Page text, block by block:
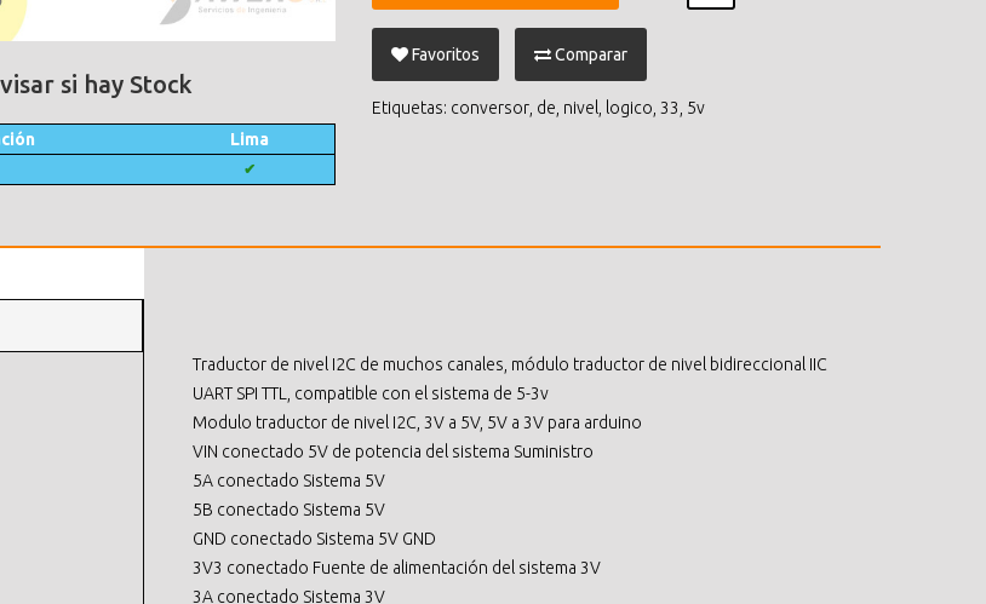
si hay Stock
Lima
✔
Favoritos Comparar
Etiquetas: conversor de nivel logico 33 5v
Traductor de nivel I2C de muchos canales, módulo traductor de nivel bidireccional IIC
UART SPI TTL, compatible con el sistema de 5-3v
Modulo traductor de nivel I2C, 3V a 5V, 5V a 3V para arduino
VIN conectado 5V de potencia del sistema Suministro
5A conectado Sistema 5V
5B conectado Sistema 5V
GND conectado Sistema 5V GND
3V3 conectado Fuente de alimentación del sistema 3V
3A conectado Sistema 3V